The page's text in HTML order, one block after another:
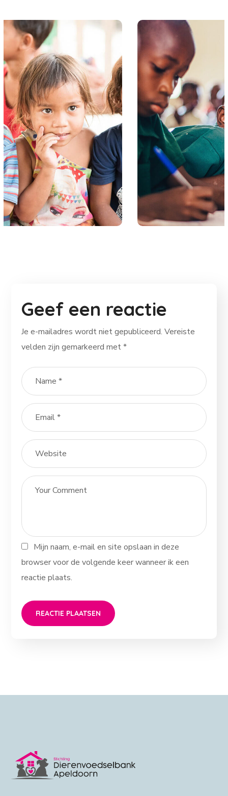
Life Better
#EDUCATION
Geef een reactie
Je e-mailadres wordt niet gepubliceerd. Vereiste
velden zijn gemarkeerd met*
Mijn naam, e-mail en site opslaan in deze
browser voor de volgende keer wanneer ik een
reactie plaats.